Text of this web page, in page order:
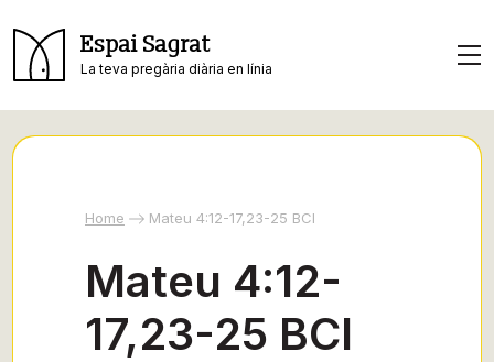
Espai Sagrat
La teva pregària diària en línia
Home Mateu 4:12-17,23-25 BCI
Mateu 4:12-
17,23-25 BCI